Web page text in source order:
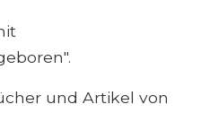
und Artikel von